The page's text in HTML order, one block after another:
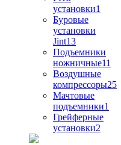
установки1
Буровые
установки
Jint13
Подъемники
ножничные11
Воздушные
компрессоры25
Мачтовые
подъемники1
Грейферные
установки2